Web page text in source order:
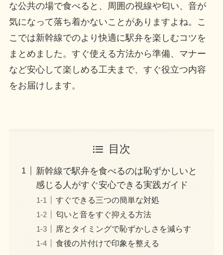
な公共の場で食べると、周囲の視線や匂い、音が
気になって落ち着かないことがありますよね。こ
こでは新幹線でのより快適に駅弁を楽しむコツを
まとめました。すぐ使える方法から準備、マナー
など安心して楽しめる工夫まで、すぐ役立つ内容
をお届けします。
目次
新幹線で駅弁を食べるのは恥ずかしいと
感じる人がすぐ安心できる実践ガイド
すぐできる三つの簡単な対処
匂いと音をすぐ抑える方法
席とタイミングで恥ずかしさを減らす
食後の片付けで印象を整える